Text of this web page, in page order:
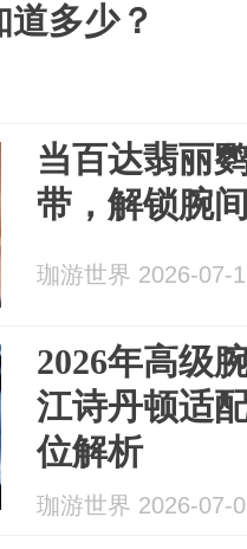
多少？
当百达翡丽
带，解锁腕
珈游世界 2026-07-
2026年高级
江诗丹顿适
位解析
珈游世界 2026-07-